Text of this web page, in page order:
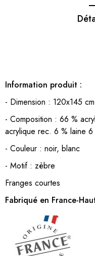
Information produit :
- Dimension : 120x145 cm
- Composition : 66 %
acrylique rec. 6 % laine 6
- Couleur : noir, blanc
- Motif : zèbre
Franges courtes
Fabriqué en France-